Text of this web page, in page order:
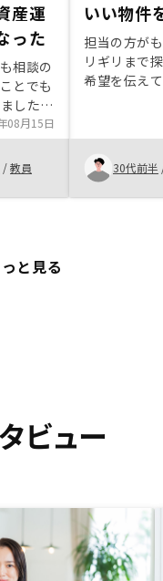
産運
った
相談の
とでも
した。
産運用
ことが
た。
08月15日
/教員
いい物件
担当の方が
リギリまで
希望を伝え
ん不明点を
れ、わかり
生命保険を
ないと思い
30代前半
と見る
ビュー